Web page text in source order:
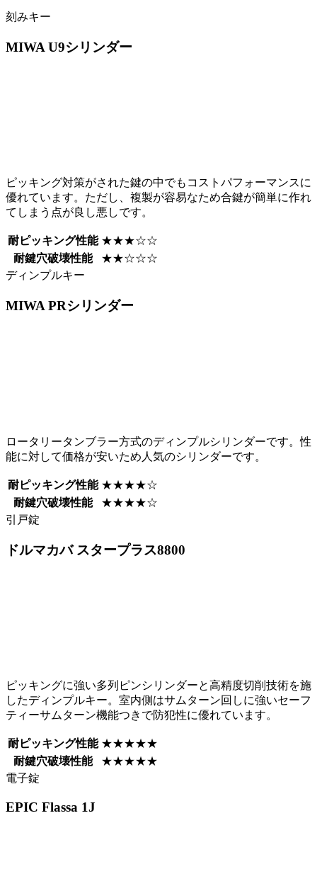
刻みキー
MIWA U9シリンダー
ピッキング対策がされた鍵の中でもコストパフォーマンスに
優れています。ただし、複製が容易なため合鍵が簡単に作れ
てしまう点が良し悪しです。
耐ピッキング性能 ★★★☆☆
耐鍵穴破壊性能
★★☆☆☆
ディンプルキー
MIWA PRシリンダー
ロータリータンブラー方式のディンプルシリンダーです。性
能に対して価格が安いため人気のシリンダーです。
耐ピッキング性能 ★★★★☆
耐鍵穴破壊性能
★★★★☆
引戸錠
ドルマカバ スタープラス8800
ピッキングに強い多列ピンシリンダーと高精度切削技術を施
したディンプルキー。室内側はサムターン回しに強いセーフ
ティーサムターン機能つきで防犯性に優れています。
耐ピッキング性能 ★★★★★
耐鍵穴破壊性能
★★★★★
電子錠
EPIC Flassa 1J